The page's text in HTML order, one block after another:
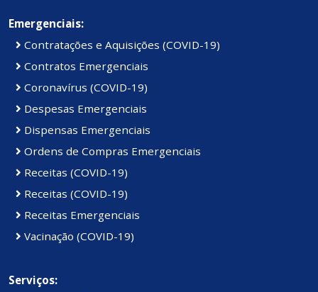
Emergenciais:
Contratações e Aquisições (COVID-19)
Contratos Emergenciais
Coronavírus (COVID-19)
Despesas Emergenciais
Dispensas Emergenciais
Ordens de Compras Emergenciais
Receitas (COVID-19)
Receitas (COVID-19)
Receitas Emergenciais
Vacinação (COVID-19)
Serviços: